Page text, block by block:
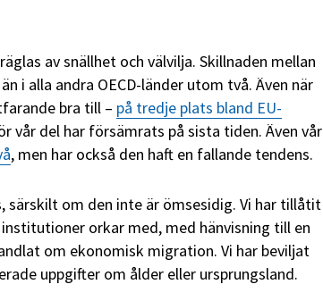
av snällhet och välvilja. Skillnaden mellan
än i alla andra OECD-länder utom två. Även när
bra till – på tredje plats bland EU-
vår del har försämrats på sista tiden. Även vår
, men har också den haft en fallande tendens.
särskilt om den inte är ömsesidig. Vi har tillåtit
orkar med, med hänvisning till en
om ekonomisk migration. Vi har beviljat
uppgifter om ålder eller ursprungsland.